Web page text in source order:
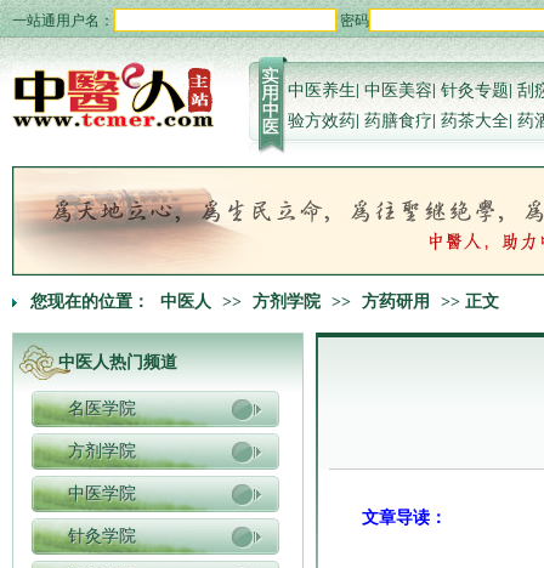
一站通用户名： 密码
中医养生|中医美容|针灸专题|刮
验方效药| 药膳食疗| 药茶大全| 药
您现在的位置： 中医人 >> 方剂学院 >> 方药研用 >> 正文
中医人热门频道
名医学院
方剂学院
中医学院
针灸学院
文章导读：